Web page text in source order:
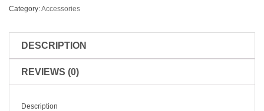
Doris
quantity
Category:Accessories
DESCRIPTION
REVIEWS (0)
Description